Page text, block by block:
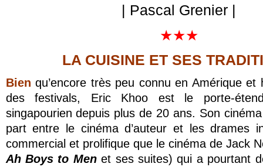
| Pascal Grenier |
★★★
LA CUISINE ET SES
Bien qu’encore très peu connu en Amérique et
des festivals, Eric Khoo est le porte-
singapourien depuis plus de 20 ans. Son
part entre le cinéma d’auteur et les drames
commercial et prolifique que le cinéma de Jack
Ah Boys to Menet ses suites) qui a pourtant